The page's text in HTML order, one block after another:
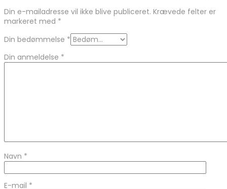
Din e-mailadresse vil ikke blive publiceret. Krævede felter er
markeret med *
Din bedømmelse *
Din anmeldelse *
Navn *
E-mail *